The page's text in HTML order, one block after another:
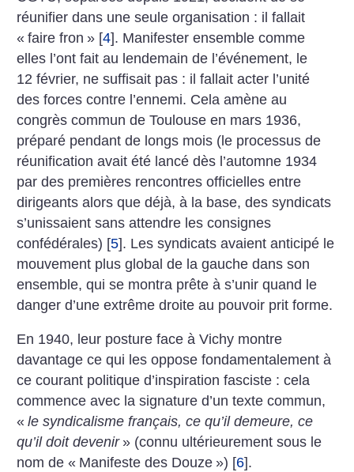
réunifier dans une seule organisation : il fallait
« faire fron » [4]. Manifester ensemble comme
elles l’ont fait au lendemain de l’événement, le
12 février, ne suffisait pas : il fallait acter l’unité
des forces contre l’ennemi. Cela amène au
congrès commun de Toulouse en mars 1936,
préparé pendant de longs mois (le processus de
réunification avait été lancé dès l’automne 1934
par des premières rencontres officielles entre
dirigeants alors que déjà, à la base, des syndicats
s’unissaient sans attendre les consignes
confédérales) [5]. Les syndicats avaient anticipé le
mouvement plus global de la gauche dans son
ensemble, qui se montra prête à s’unir quand le
danger d’une extrême droite au pouvoir prit forme.
En 1940, leur posture face à Vichy montre
davantage ce qui les oppose fondamentalement à
ce courant politique d’inspiration fasciste : cela
commence avec la signature d’un texte commun,
« le syndicalisme français, ce qu’il demeure, ce
qu’il doit devenir » (connu ultérieurement sous le
nom de « Manifeste des Douze ») [6].